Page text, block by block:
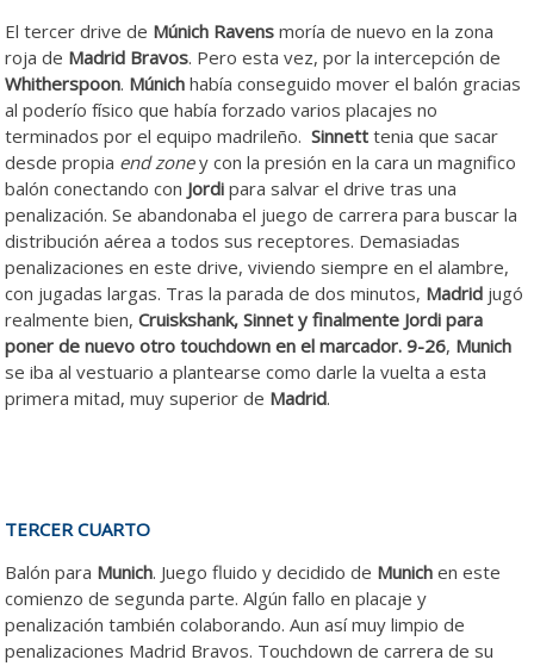
El tercer drive de Múnich Ravens moría de nuevo en la zona
roja de Madrid Bravos. Pero esta vez, por la intercepción de
Whitherspoon. Múnich había conseguido mover el balón gracias
al poderío físico que había forzado varios placajes no
terminados por el equipo madrileño.Sinnett tenia que sacar
desde propia end zoney con la presión en la cara un magnifico
balón conectando con Jordi para salvar el drive tras una
penalización. Se abandonaba el juego de carrera para buscar la
distribución aérea a todos sus receptores. Demasiadas
penalizaciones en este drive, viviendo siempre en el alambre,
con jugadas largas. Tras la parada de dos minutos, Madrid jugó
realmente bien,Cruiskshank, Sinnet y finalmente Jordi para
poner de nuevo otro touchdown en el marcador. 9-26, Munich
se iba al vestuario a plantearse como darle la vuelta a esta
primera mitad, muy superior de Madrid.
TERCER CUARTO
Balón para Munich. Juego fluido y decidido de Munich en este
comienzo de segunda parte. Algún fallo en placaje y
penalización también colaborando. Aun así muy limpio de
penalizaciones Madrid Bravos. Touchdown de carrera de su